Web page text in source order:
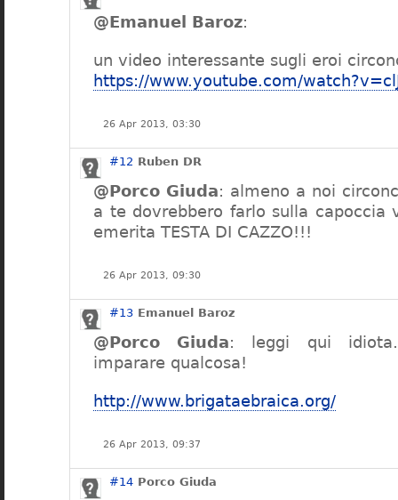
@Emanuel Baroz:
un video interessante sugli eroi
https://www.youtube.com/
26 Apr 2013, 03:30
#12 Ruben DR
@Porco Giuda: almeno a noi
a te dovrebbero farlo sulla capoccia
emerita TESTA DI CAZZO!!!
26 Apr 2013, 09:30
#13 Emanuel Baroz
@Porco Giuda: leggi qui
imparare qualcosa!
http://www.brigataebraica.org/
26 Apr 2013, 09:37
#14 Porco Giuda